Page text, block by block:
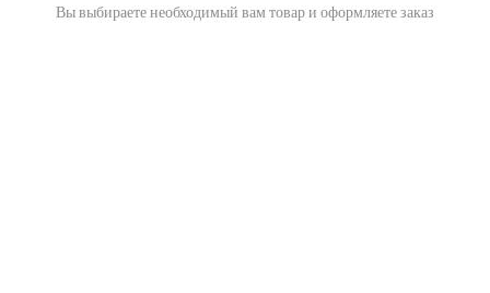
Вы выбираете необходимый вам товар и оформляете заказ